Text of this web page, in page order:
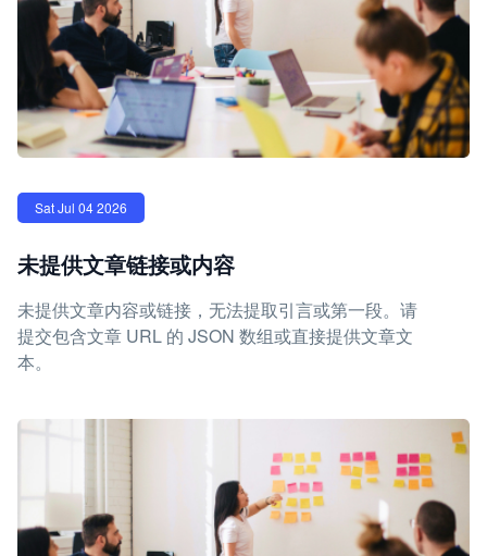
Sat Jul 04 2026
未提供文章链接或内容
未提供文章内容或链接，无法提取引言或第一段。请
提交包含文章 URL 的 JSON 数组或直接提供文章文
本。